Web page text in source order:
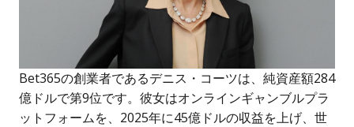
Bet365の創業者であるデニス・コーツは、純資産額284
億ドルで第9位です。彼女はオンラインギャンブルプラ
ットフォームを、2025年に45億ドルの収益を上げ、世